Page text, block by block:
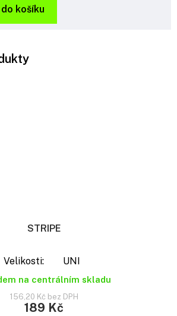
košíku
STRIPE
Velikosti: UNI
na centrálním skladu
156,20 Kč bez DPH
189 Kč